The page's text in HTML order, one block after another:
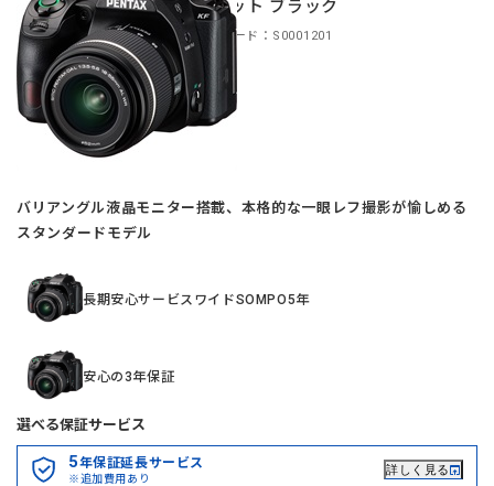
ズキット ブラック
商品コード：S0001201
バリアングル液晶モニター搭載、本格的な一眼レフ撮影が愉しめる
スタンダードモデル
長期安心サービスワイドSOMPO5年
安心の3年保証
選べる保証サービス
5年保証延長サービス
※追加費用あり
詳しく見る